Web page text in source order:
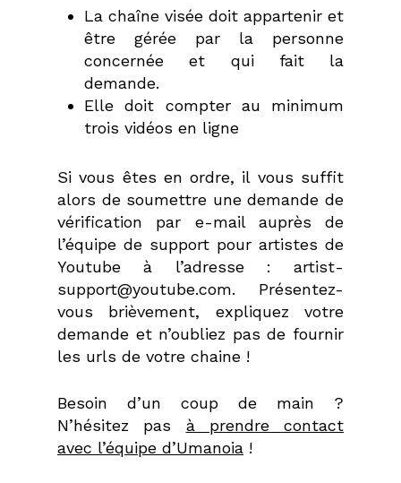
La chaîne visée doit appartenir et
être gérée par la personne
concernée et qui fait la
demande.
Elle doit compter au minimum
trois vidéos en ligne
Si vous êtes en ordre, il vous suffit
alors de soumettre une demande de
vérification par e-mail auprès de
l’équipe de support pour artistes de
Youtube à l’adresse : artist-
support@youtube.com. Présentez-
vous brièvement, expliquez votre
demande et n’oubliez pas de fournir
les urls de votre chaine !
Besoin d’un coup de main ?
N’hésitez pas à prendre contact
avec l’équipe d’Umanoia !